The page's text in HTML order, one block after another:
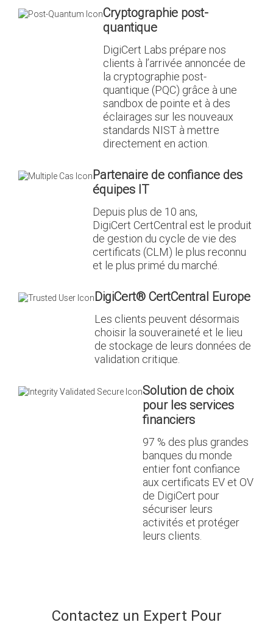
Cryptographie post-
quantique
DigiCert Labs prépare nos
clients à l’arrivée annoncée de
la cryptographie post-
quantique (PQC) grâce à une
sandbox de pointe et à des
éclairages sur les nouveaux
standards NIST à mettre
directement en action.
Partenaire de confiance des
équipes IT
Depuis plus de 10 ans,
DigiCert CertCentral est le produit
de gestion du cycle de vie des
certificats (CLM) le plus reconnu
et le plus primé du marché.
DigiCert® CertCentral Europe
Les clients peuvent désormais
choisir la souveraineté et le lieu
de stockage de leurs données de
validation critique.
Solution de choix
pour les services
financiers
97 % des plus grandes
banques du monde
entier font confiance
aux certificats EV et OV
de DigiCert pour
sécuriser leurs
activités et protéger
leurs clients.
Contactez un Expert Pour